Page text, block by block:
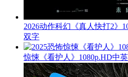
2026动作科幻《真人快打2》
双字
惊悚《看护人》1080p.HD中